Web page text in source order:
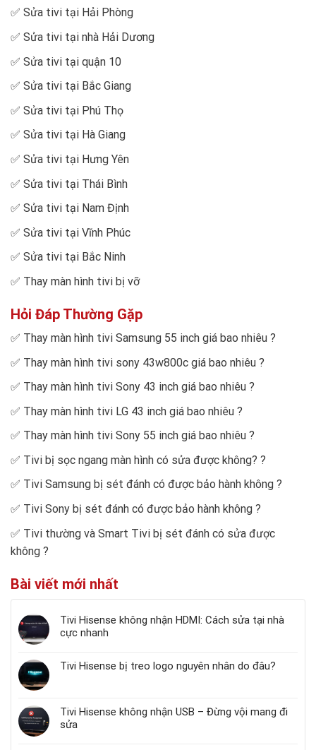
✅ Sửa tivi tại Hải Phòng
✅ Sửa tivi tại nhà Hải Dương
✅ Sửa tivi tại quận 10
✅ Sửa tivi tại Bắc Giang
✅ Sửa tivi tại Phú Thọ
✅ Sửa tivi tại Hà Giang
✅ Sửa tivi tại Hưng Yên
✅ Sửa tivi tại Thái Bình
✅ Sửa tivi tại Nam Định
✅ Sửa tivi tại Vĩnh Phúc
✅ Sửa tivi tại Bắc Ninh
✅ Thay màn hình tivi bị vỡ
Hỏi Đáp Thường Gặp
✅ Thay màn hình tivi Samsung 55 inch giá bao nhiêu ?
✅ Thay màn hình tivi sony 43w800c giá bao nhiêu ?
✅ Thay màn hình tivi Sony 43 inch giá bao nhiêu ?
✅ Thay màn hình tivi LG 43 inch giá bao nhiêu ?
✅ Thay màn hình tivi Sony 55 inch giá bao nhiêu ?
✅ Tivi bị sọc ngang màn hình có sửa được không? ?
✅ Tivi Samsung bị sét đánh có được bảo hành không ?
✅ Tivi Sony bị sét đánh có được bảo hành không ?
✅ Tivi thường và Smart Tivi bị sét đánh có sửa được
không ?
Bài viết mới nhất
Tivi Hisense không nhận HDMI: Cách sửa tại nhà
cực nhanh
Tivi Hisense bị treo logo nguyên nhân do đâu?
Tivi Hisense không nhận USB – Đừng vội mang đi
sửa